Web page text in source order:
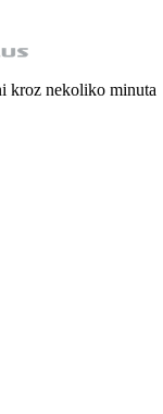
kroz nekoliko minuta